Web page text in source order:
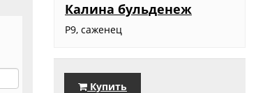
Калина бульденеж
Р9, саженец
Купить